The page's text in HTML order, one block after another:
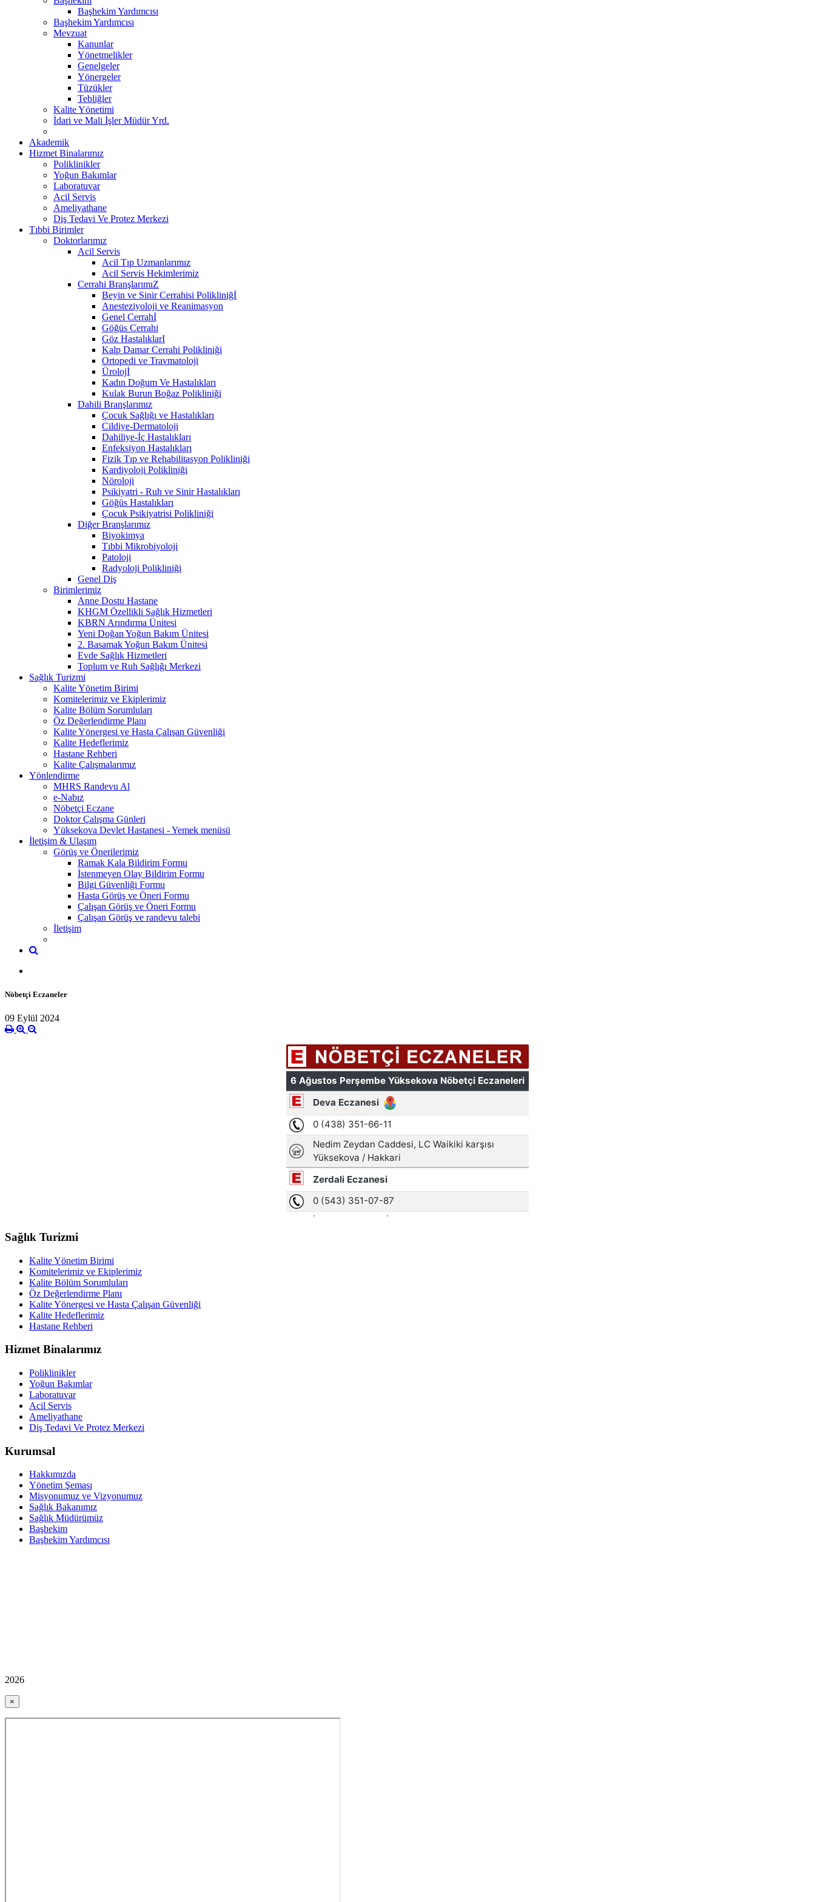
Başhekim Yardımcısı
Başhekim Yardımcısı
Mevzuat
Kanunlar
Yönetmelikler
Genelgeler
Yönergeler
Tüzükler
Tebliğler
Kalite Yönetimi
İdari ve Mali İşler Müdür Yrd.
Akademik
Hizmet Binalarımız
Poliklinikler
Yoğun Bakımlar
Laboratuvar
Acil Servis
Ameliyathane
Diş Tedavi Ve Protez Merkezi
Tıbbi Birimler
Doktorlarımız
Acil Servis
Acil Tıp Uzmanlarımız
Acil Servis Hekimlerimiz
Cerrahi BranşlarımıZ
Beyin ve Sinir Cerrahisi Polikliniğİ
Anesteziyoloji ve Reanimasyon
Genel Cerrahİ
Göğüs Cerrahi
Göz HastalıklarI
Kalp Damar Cerrahi Polikliniği
Ortopedi ve Travmatoloji
Ürolojİ
Kadın Doğum Ve Hastalıkları
Kulak Burun Boğaz Polikliniği
Dahili Branşlarımız
Çocuk Sağlığı ve Hastalıkları
Cildiye-Dermatoloji
Dahiliye-İç Hastalıkları
Enfeksiyon Hastalıkları
Fizik Tıp ve Rehabilitasyon Polikliniği
Kardiyoloji Polikliniği
Nöroloji
Psikiyatri - Ruh ve Sinir Hastalıkları
Göğüs Hastalıkları
Çocuk Psikiyatrisi Polikliniği
Diğer Branşlarımız
Biyokimya
Tıbbi Mikrobiyoloji
Patoloji
Radyoloji Polikliniği
Genel Diş
Birimlerimiz
Anne Dostu Hastane
KHGM Özellikli Sağlık Hizmetleri
KBRN Arındırma Ünitesi
Yeni Doğan Yoğun Bakım Ünitesi
2. Basamak Yoğun Bakım Ünitesi
Evde Sağlık Hizmetleri
Toplum ve Ruh Sağlığı Merkezi
Sağlık Turizmi
Kalite Yönetim Birimi
Komitelerimiz ve Ekiplerimiz
Kalite Bölüm Sorumluları
Öz Değerlendirme Planı
Kalite Yönergesi ve Hasta Çalışan Güvenliği
Kalite Hedeflerimiz
Hastane Rehberi
Kalite Çalışmalarımız
Yönlendirme
MHRS Randevu Al
e-Nabız
Nöbetçi Eczane
Doktor Çalışma Günleri
Yüksekova Devlet Hastanesi - Yemek menüsü
İletişim & Ulaşım
Görüş ve Önerilerimiz
Ramak Kala Bildirim Formu
İstenmeyen Olay Bildirim Formu
Bilgi Güvenliği Formu
Hasta Görüş ve Öneri Formu
Çalışan Görüş ve Öneri Formu
Çalışan Görüş ve randevu talebi
İletişim
Nöbetçi Eczaneler
09 Eylül 2024
Sağlık Turizmi
Kalite Yönetim Birimi
Komitelerimiz ve Ekiplerimiz
Kalite Bölüm Sorumluları
Öz Değerlendirme Planı
Kalite Yönergesi ve Hasta Çalışan Güvenliği
Kalite Hedeflerimiz
Hastane Rehberi
Hizmet Binalarımız
Poliklinikler
Yoğun Bakımlar
Laboratuvar
Acil Servis
Ameliyathane
Diş Tedavi Ve Protez Merkezi
Kurumsal
Hakkımızda
Yönetim Şeması
Misyonumuz ve Vizyonumuz
Sağlık Bakanımız
Sağlık Müdürümüz
Başhekim
Başhekim Yardımcısı
2026
×